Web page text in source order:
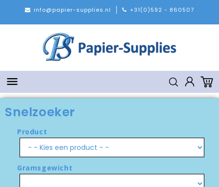
info@papier-supplies.nl +31(0)592 - 860507

Snelzoeker
Product
Gramsgewicht